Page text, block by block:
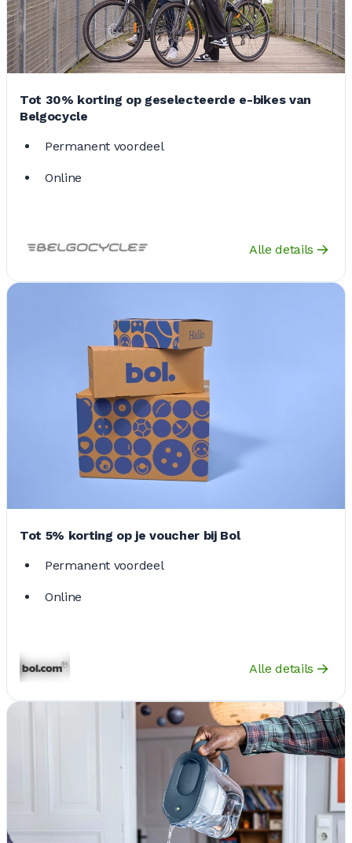
Tot 30% korting op geselecteerde e-bikes van
Belgocycle
Permanent voordeel
Online
Alle details
Tot 5% korting op je voucher bij Bol
Permanent voordeel
Online
Alle details